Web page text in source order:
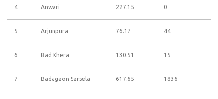
4 Anwari 227.15 0
5 Arjunpura 76.17 44
6 Bad Khera 130.51 15
7 Badagaon Sarsela 617.65 1836